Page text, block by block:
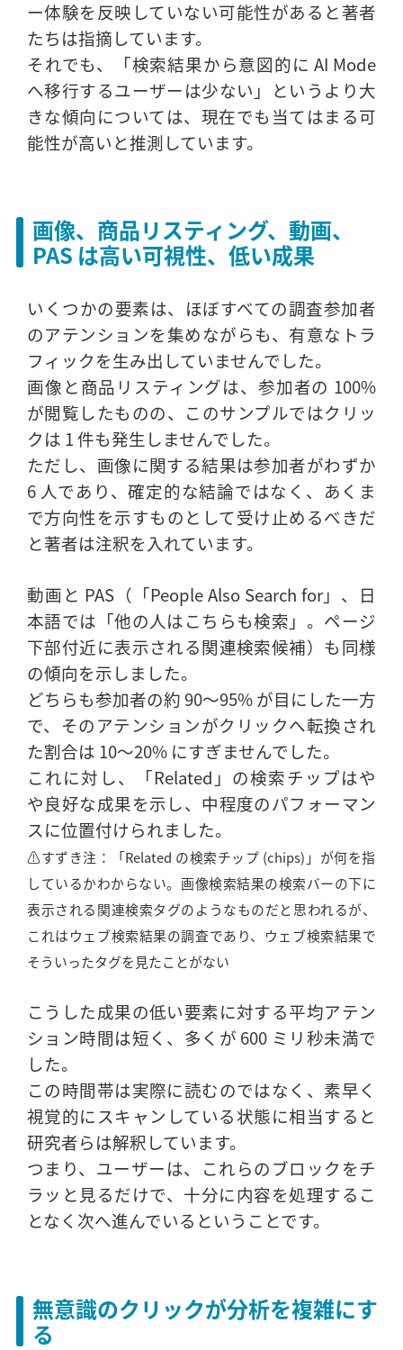
ー体験を反映していない可能性があると著者
たちは指摘しています。
それでも、「検索結果から意図的に AI Mode
へ移行するユーザーは少ない」というより大
きな傾向については、現在でも当てはまる可
能性が高いと推測しています。
画像、商品リスティング、動画、
PAS は高い可視性、低い成果
いくつかの要素は、ほぼすべての調査参加者
のアテンションを集めながらも、有意なトラ
フィックを生み出していませんでした。
画像と商品リスティングは、参加者の 100%
が閲覧したものの、このサンプルではクリッ
クは 1 件も発生しませんでした。
ただし、画像に関する結果は参加者がわずか
6 人であり、確定的な結論ではなく、あくま
で方向性を示すものとして受け止めるべきだ
と著者は注釈を入れています。
動画と PAS（「People Also Search for」、日
本語では「他の人はこちらも検索」。ページ
下部付近に表示される関連検索候補）も同様
の傾向を示しました。
どちらも参加者の約 90～95% が目にした一方
で、そのアテンションがクリックへ転換され
た割合は 10～20% にすぎませんでした。
これに対し、「Related」の検索チップはや
や良好な成果を示し、中程度のパフォーマン
スに位置付けられました。
⚠️すずき注：「Related の検索チップ (chips)」が何を指
しているかわからない。画像検索結果の検索バーの下に
表示される関連検索タグのようなものだと思われるが、
これはウェブ検索結果の調査であり、ウェブ検索結果で
そういったタグを見たことがない
こうした成果の低い要素に対する平均アテン
ション時間は短く、多くが 600 ミリ秒未満で
した。
この時間帯は実際に読むのではなく、素早く
視覚的にスキャンしている状態に相当すると
研究者らは解釈しています。
つまり、ユーザーは、これらのブロックをチ
ラッと見るだけで、十分に内容を処理するこ
となく次へ進んでいるということです。
無意識のクリックが分析を複雑にす
る